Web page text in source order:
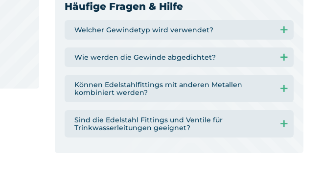
Häufige Fragen & Hilfe
Welcher Gewindetyp wird verwendet?
Wie werden die Gewinde abgedichtet?
Können Edelstahlfittings mit anderen Metallen
kombiniert werden?
Sind die Edelstahl Fittings und Ventile für
Trinkwasserleitungen geeignet?